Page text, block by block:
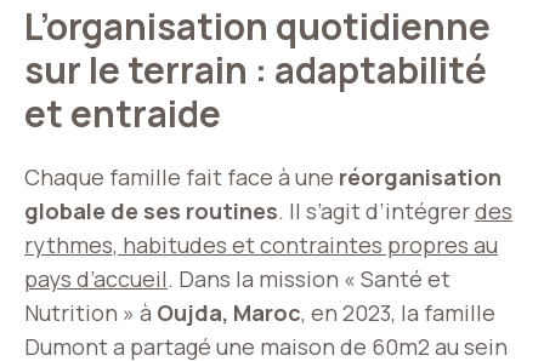
L’organisation quotidienne
sur le terrain : adaptabilité
et entraide
Chaque famille fait face à une réorganisation
globale de ses routines. Il s’agit d’intégrerdes
rythmes, habitudes et contraintes propres au
pays d’accueil. Dans la mission « Santé et
Nutrition » à Oujda, Maroc, en 2023, la famille
Dumont a partagé une maison de 60m2 au sein